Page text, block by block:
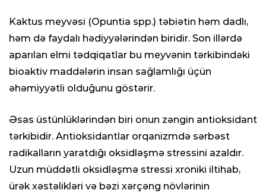
Kaktus meyvəsi (Opuntia spp.) təbiətin həm dadlı,
həm də faydalı hədiyyələrindən biridir. Son illərdə
aparılan elmi tədqiqatlar bu meyvənin tərkibindəki
bioaktiv maddələrin insan sağlamlığı üçün
əhəmiyyətli olduğunu göstərir.
Əsas üstünlüklərindən biri onun zəngin antioksidant
tərkibidir. Antioksidantlar orqanizmdə sərbəst
radikalların yaratdığı oksidləşmə stressini azaldır.
Uzun müddətli oksidləşmə stressi xroniki iltihab,
ürək xəstəlikləri və bəzi xərçəng növlərinin